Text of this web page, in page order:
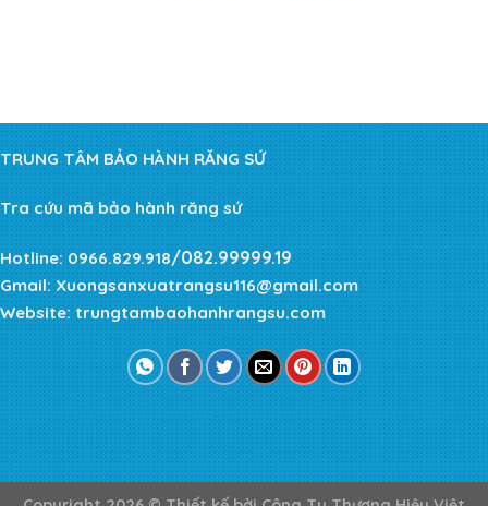
TRUNG TÂM BẢO HÀNH RĂNG SỨ
Tra cứu mã bảo hành răng sứ
Hotline: 0966.829.918/082.99999.19
Gmail: Xuongsanxuatrangsu116@gmail.com
Website: trungtambaohanhrangsu.com